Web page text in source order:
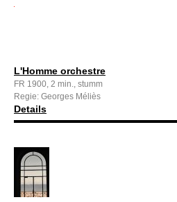
L'Homme orchestre
FR 1900, 2 min., stumm
Regie: Georges Méliès
Details